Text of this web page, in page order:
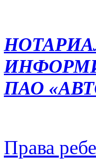
ПАО
Права